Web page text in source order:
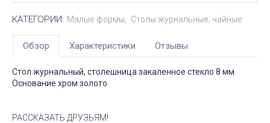
КАТЕГОРИИ: Малые формы Столы журнальные, чайные
Обзор Характеристики Отзывы
Стол журнальный, столешница закаленное стекло 8 мм.
Основание хром золото
РАССКАЗАТЬ ДРУЗЬЯМ!